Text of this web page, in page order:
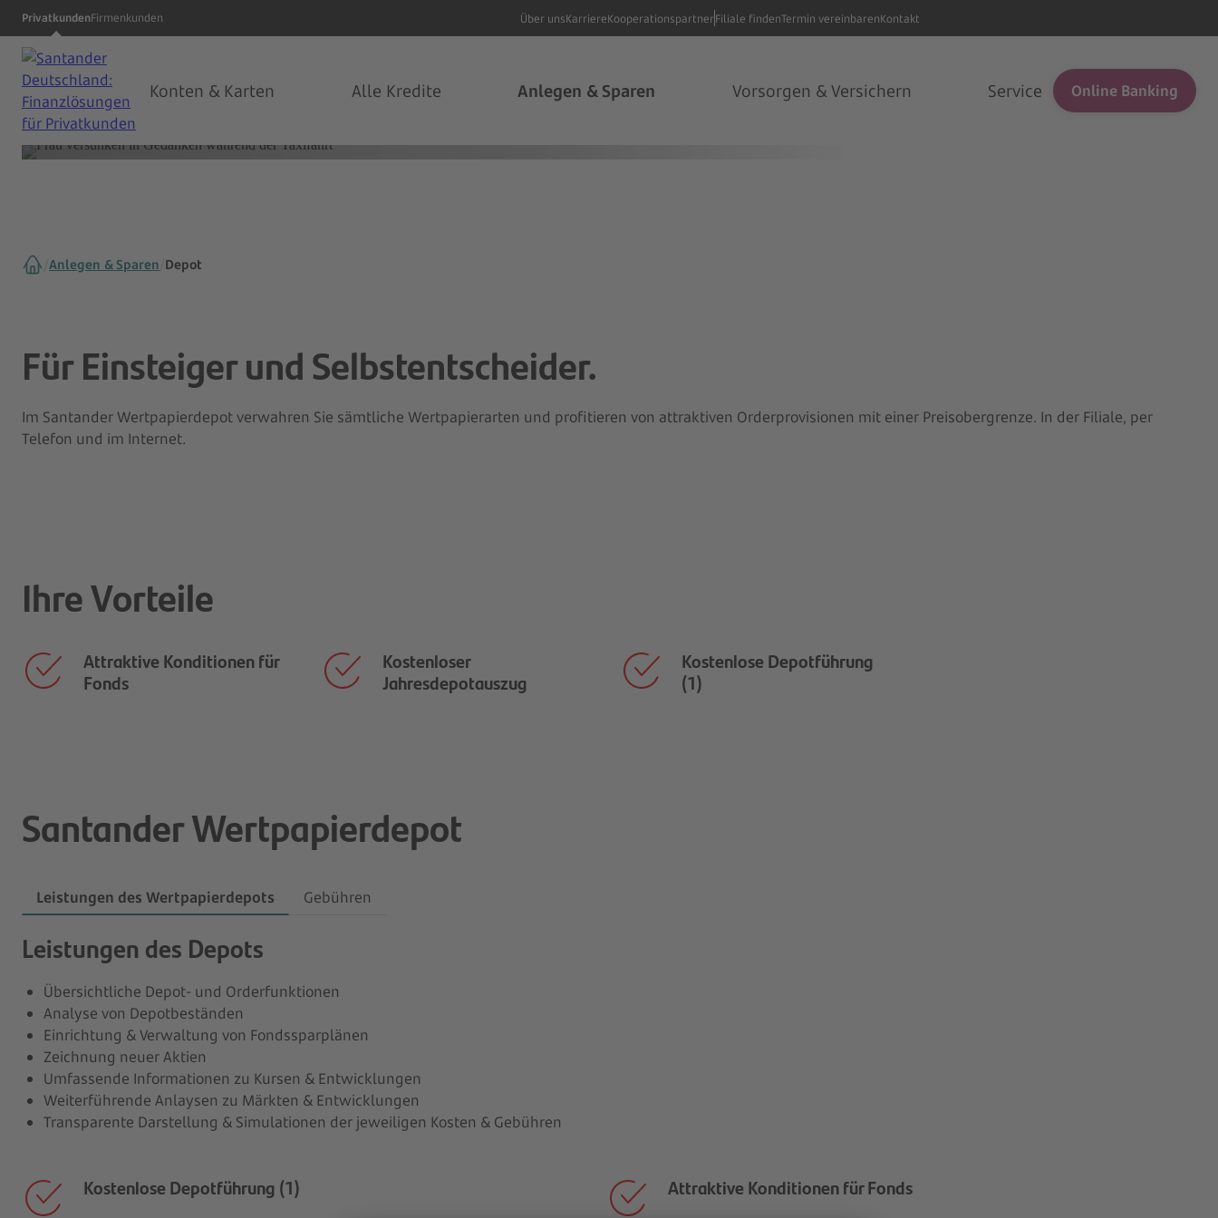
PrivatkundenFirmenkunden Über unsKarriereKooperationspartnerFiliale findenTermin vereinbarenKontakt
Konten & Karten Alle Kredite Anlegen & Sparen Vorsorgen & Versichern Service Online Banking
Sie möchten lieber eine persönliche Beratung?
Termin vereinbaren
Anlegen & Sparen Depot
Für Einsteiger und Selbstentscheider.
Im Santander Wertpapierdepot verwahren Sie sämtliche Wertpapierarten und profitieren von attraktiven Orderprovisionen mit einer Preisobergrenze. In der Filiale, per
Telefon und im Internet.
Ihre Vorteile
Attraktive Konditionen für
Fonds
Kostenloser
Jahresdepotauszug
Kostenlose Depotführung
(1)
Santander Wertpapierdepot
Leistungen des Wertpapierdepots Gebühren
Leistungen des Depots
Übersichtliche Depot- und Orderfunktionen
Analyse von Depotbeständen
Einrichtung & Verwaltung von Fondssparplänen
Zeichnung neuer Aktien
Umfassende Informationen zu Kursen & Entwicklungen
Weiterführende Anlaysen zu Märkten & Entwicklungen
Transparente Darstellung & Simulationen der jeweiligen Kosten & Gebühren
Kostenlose Depotführung (1) Attraktive Konditionen für Fonds